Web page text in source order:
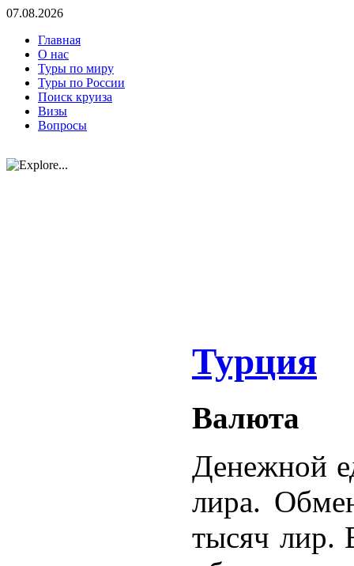
07.08.2026
Главная
О нас
Туры по миру
Туры по России
Поиск круиза
Визы
Вопросы
Турция
Валюта
Денежной
лира.
тысяч лир.